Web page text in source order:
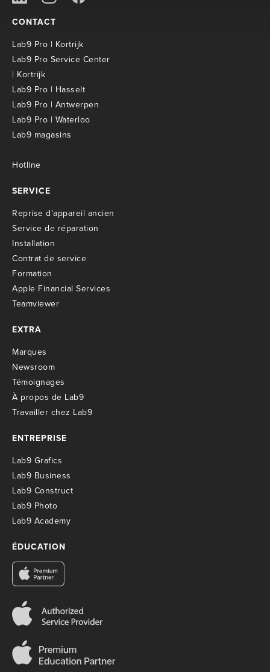
CONTACT
Lab9 Pro | Kortrijk
Lab9 Pro Service Center
| Kortrijk
Lab9 Pro | Hasselt
Lab9 Pro | Antwerpen
Lab9 Pro | Waterloo
Lab9 magasins
Hotline
SERVICE
Reprise d'appareil ancien
Service de réparation
Installation
Contrat de service
Formation
Apple Financial Services
Teamviewer
EXTRA
Marques
Newsroom
Témoignages
À propos de Lab9
Travailler chez Lab9
ENTREPRISE
Lab9 Grafics
Lab9 Business
Lab9 Construct
Lab9 Photo
Lab9 Academy
ÉDUCATION